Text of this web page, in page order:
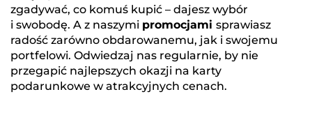
zgadywać, co komuś kupić – dajesz wybór
i swobodę. A z naszymi promocjami sprawiasz
radość zarówno obdarowanemu, jak i swojemu
portfelowi. Odwiedzaj nas regularnie, by nie
przegapić najlepszych okazji na karty
podarunkowe w atrakcyjnych cenach.